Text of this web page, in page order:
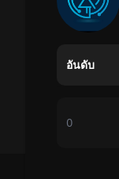
อันดับ
0